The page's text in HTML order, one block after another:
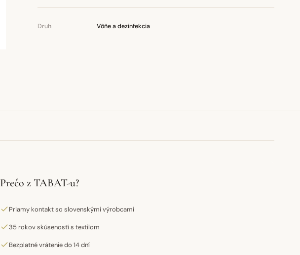
Druh Vôňe a dezinfekcia
Prečo z TABAT-u?
Priamy kontakt so slovenskými výrobcami
35 rokov skúseností s textilom
Bezplatné vrátenie do 14 dní